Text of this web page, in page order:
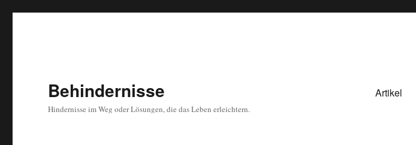
Behindernisse
Hindernisse im Weg oder Lösungen, die das Leben erleichtern.
Artikel